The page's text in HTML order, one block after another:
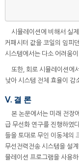
시뮬레이션에 비해서 실
커패시터 값을 코일의 임피
시스템에서는 다소 어려움
또한, 회로 시뮬레이션에
낮아 시스템 전체 효율이 감
Ⅴ. 결 론
본 논문에서는 미래 전장
급 무선화 연구를 진행하였
들을 토대로 무인 이동체의
무선전력전송 시스템을 설
뮬레이션 프로그램을 사용